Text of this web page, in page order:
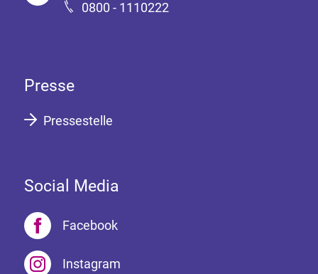
0800 - 1110222
Presse
Pressestelle
Social Media
Facebook
Instagram